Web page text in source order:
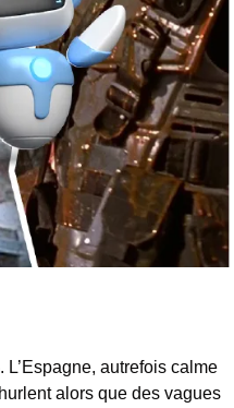
autrefois calme
alors que des vagues